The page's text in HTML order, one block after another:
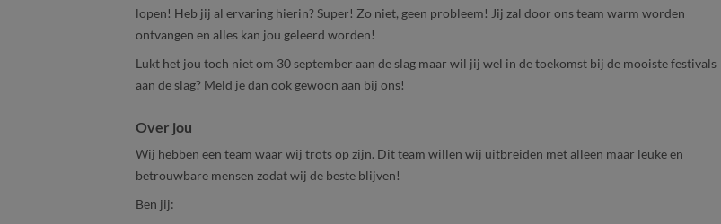
lopen! Heb jij al ervaring hierin? Super! Zo niet, geen probleem! Jij zal door ons team warm worden
ontvangen en alles kan jou geleerd worden!
Lukt het jou toch niet om 30 september aan de slag maar wil jij wel in de toekomst bij de mooiste festivals
aan de slag? Meld je dan ook gewoon aan bij ons!
Over jou
Wij hebben een team waar wij trots op zijn. Dit team willen wij uitbreiden met alleen maar leuke en
betrouwbare mensen zodat wij de beste blijven!
Ben jij: